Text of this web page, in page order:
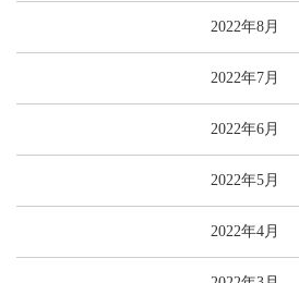
2022年8月
2022年7月
2022年6月
2022年5月
2022年4月